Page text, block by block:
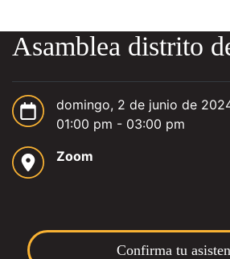
Asamblea distrito
domingo, 2 de junio de
01:00 pm - 03:00 pm
Zoom
Confirma tu